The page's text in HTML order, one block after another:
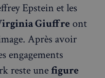
Epstein et les
Giuffre ont
Après avoir
engagements
reste unefigure